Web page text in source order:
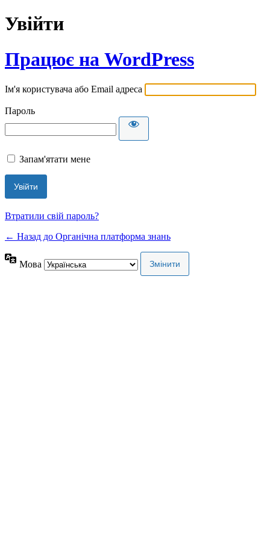
Увійти
Працює на WordPress
Ім'я користувача або Email адреса
Пароль
Запам'ятати мене
Втратили свій пароль?
← Назад до Органічна платформа знань
Мова